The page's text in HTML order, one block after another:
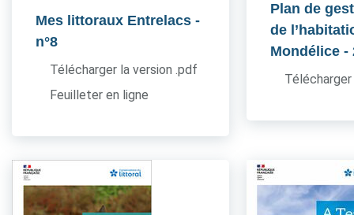
Mes littoraux Entrelacs -
n°8
Télécharger la version .pdf
Feuilleter en ligne
Plan de
de
Mondélice -